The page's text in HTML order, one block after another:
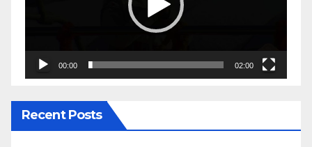
00:00 02:00
Recent Posts